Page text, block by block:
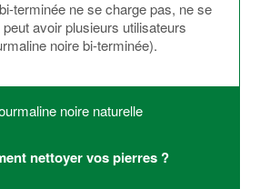
terminée ne se charge pas, ne se
avoir plusieurs utilisateurs
noire bi-terminée).
noire naturelle
nettoyer vos pierres ?